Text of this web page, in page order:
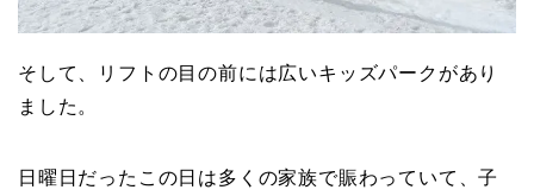
そして、リフトの目の前には広いキッズパークがあり
ました。
日曜日だったこの日は多くの家族で賑わっていて、子